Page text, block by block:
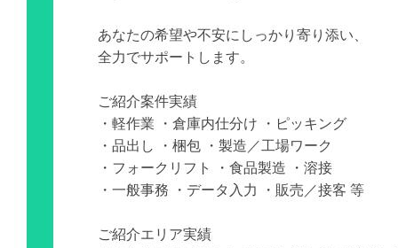
あなたの希望や不安にしっかり寄り添い、
全力でサポートします。
ご紹介案件実績
・軽作業 ・倉庫内仕分け ・ピッキング
・品出し ・梱包 ・製造／工場ワーク
・フォークリフト ・食品製造 ・溶接
・一般事務 ・データ入力 ・販売／接客 等
ご紹介エリア実績